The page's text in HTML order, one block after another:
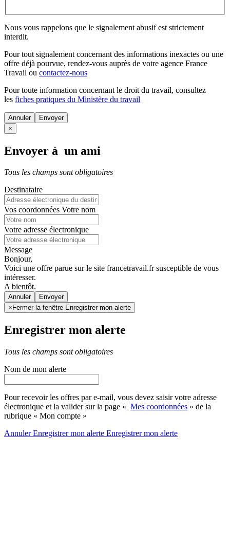
Nous vous rappelons que le signalement abusif est strictement
interdit.
Pour tout signalement concernant des informations inexactes ou une
offre déjà pourvue, rendez-vous auprès de votre agence France
Travail ou contactez-nous
Pour toute information concernant le droit du travail, consultez
les fiches pratiques du Ministère du travail
Annuler
×
Envoyer à un ami
Tous les champs sont obligatoires
Destinataire
Vos coordonnées Votre nom
Votre adresse électronique
Message
Bonjour,
Voici une offre parue sur le site francetravail.fr susceptible de vous
intéresser.
A bientôt.
Annuler
× Fermer la fenêtre Enregistrer mon alerte
Enregistrer mon alerte
Tous les champs sont obligatoires
Nom de mon alerte
Pour recevoir les offres par e-mail, vous devez saisir votre adresse
électronique et la valider sur la page « Mes coordonnées » de la
rubrique « Mon compte »
AnnulerEnregistrer mon alerte Enregistrermon alerte